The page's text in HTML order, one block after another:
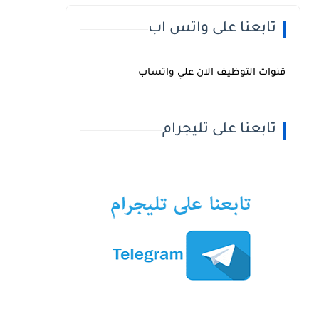
تابعنا على واتس اب
قنوات التوظيف الان علي واتساب
تابعنا على تليجرام